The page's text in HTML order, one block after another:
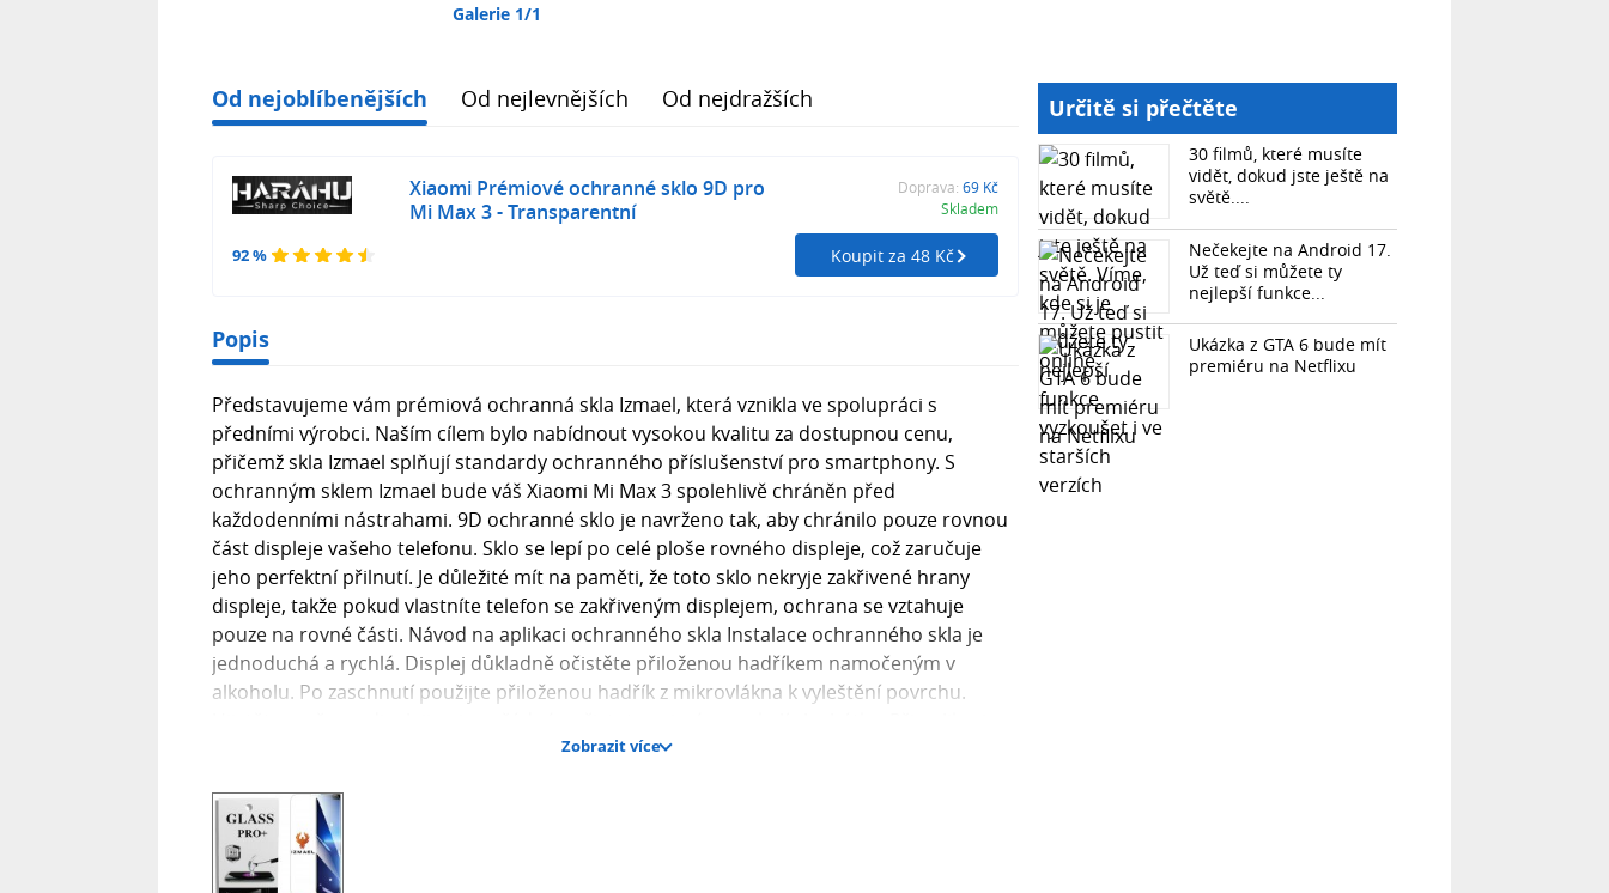
Galerie 1/1
Od nejoblíbenějších Od nejlevnějších Od nejdražších
92 %
Xiaomi Prémiové ochranné sklo 9D pro
Mi Max 3 - Transparentní
Doprava: 69 Kč
Skladem
Koupit za 48 Kč
Popis
Představujeme vám prémiová ochranná skla Izmael, která vznikla ve spolupráci s
předními výrobci. Naším cílem bylo nabídnout vysokou kvalitu za dostupnou cenu,
přičemž skla Izmael splňují standardy ochranného příslušenství pro smartphony. S
ochranným sklem Izmael bude váš Xiaomi Mi Max 3 spolehlivě chráněn před
každodenními nástrahami. 9D ochranné sklo je navrženo tak, aby chránilo pouze rovnou
část displeje vašeho telefonu. Sklo se lepí po celé ploše rovného displeje, což zaručuje
jeho perfektní přilnutí. Je důležité mít na paměti, že toto sklo nekryje zakřivené hrany
displeje, takže pokud vlastníte telefon se zakřiveným displejem, ochrana se vztahuje
pouze na rovné části. Návod na aplikaci ochranného skla Instalace ochranného skla je
jednoduchá a rychlá. Displej důkladně očistěte přiloženou hadříkem namočeným v
alkoholu. Po zaschnutí použijte přiloženou hadřík z mikrovlákna k vyleštění povrchu.
dbejte na správné vycentrování skla, aby se po přitlačení dokonale přichytilo a vzduch se
poškrábání, založené na Mohsově stupnici tvrdosti (1-10). Přičemž 9H označuje extrémní
odolnost podobnou minerálu korund. To znamená, že sklo je výrazně odolnější než běžné
ochranné fólie, které mají tvrdost pouze okolo 3-4H. Skla s tvrdostí 9H spolehlivě chrání
Zobrazit více
Určitě si přečtěte
30 filmů, které musíte
vidět, dokud jste ještě na
světě....
Nečekejte na Android 17.
Už teď si můžete ty
nejlepší funkce...
Ukázka z GTA 6 bude mít
premiéru na Netflixu